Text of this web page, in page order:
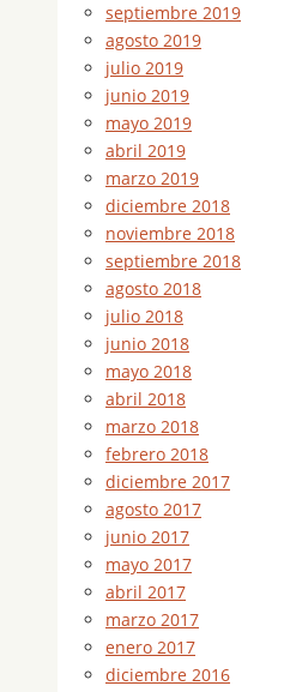
septiembre 2019
agosto 2019
julio 2019
junio 2019
mayo 2019
abril 2019
marzo 2019
diciembre 2018
noviembre 2018
septiembre 2018
agosto 2018
julio 2018
junio 2018
mayo 2018
abril 2018
marzo 2018
febrero 2018
diciembre 2017
agosto 2017
junio 2017
mayo 2017
abril 2017
marzo 2017
enero 2017
diciembre 2016